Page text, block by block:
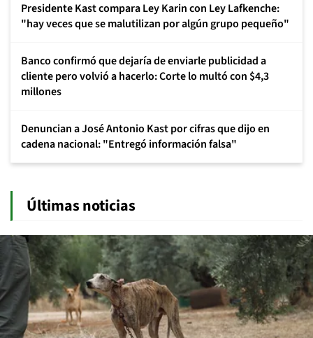
Presidente Kast compara Ley Karin con Ley Lafkenche:
"hay veces que se malutilizan por algún grupo pequeño"
Banco confirmó que dejaría de enviarle publicidad a
cliente pero volvió a hacerlo: Corte lo multó con $4,3
millones
Denuncian a José Antonio Kast por cifras que dijo en
cadena nacional: "Entregó información falsa"
Últimas noticias